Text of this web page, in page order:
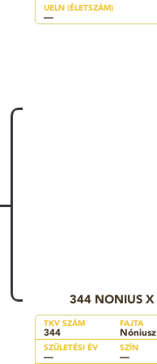
UELN (ÉLETSZÁM)
—
344 NONIUS X
TKV SZÁM
344
FAJTA
Nóniusz
SZÜLETÉSI ÉV
—
SZÍN
—